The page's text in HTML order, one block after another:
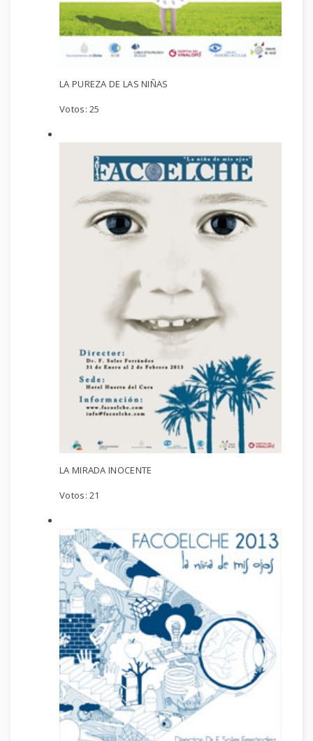
LA PUREZA DE LAS NIÑAS
Votos:25
LA MIRADA INOCENTE
Votos:21